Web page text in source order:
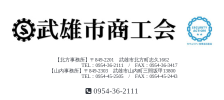
【北方事務所】〒849-2201 武雄市北方町志久1662
TEL：0954-36-2111 / FAX：0954-36-3417
【山内事務所】〒849-2303 武雄市山内町三間坂甲13800
TEL：0954-45-2505 / FAX：0954-45-2443
0954-36-2111